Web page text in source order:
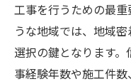
工事を行うための最
うな地域では、地域
選択の鍵となります
事経験年数や施工件